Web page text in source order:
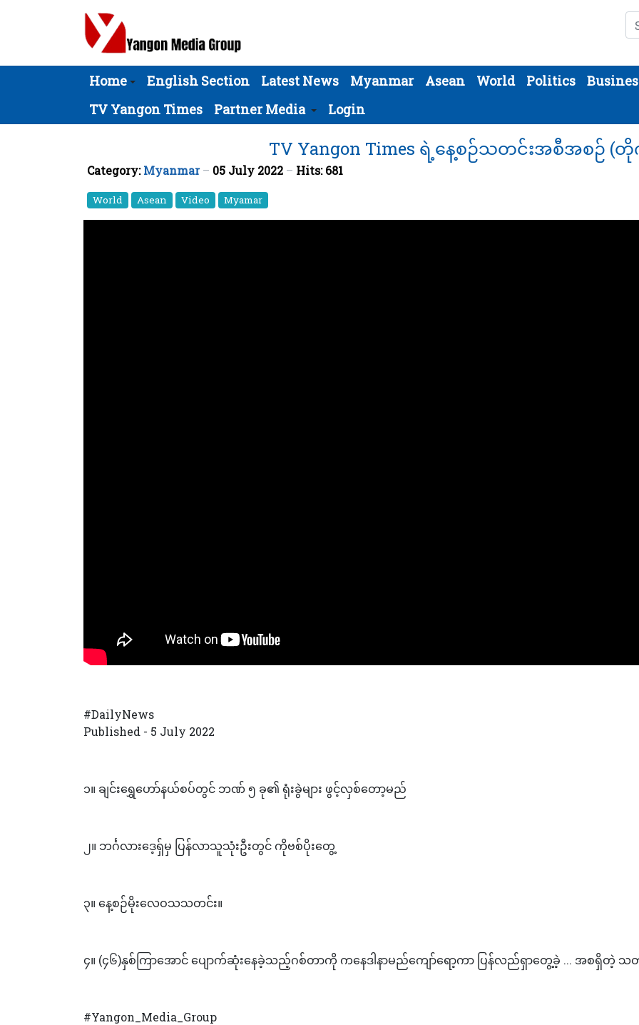
Home English Section Latest News Myanmar Asean World Politics
TV Yangon Times
Partner Media Login
TV Yangon Times ရဲ့နေ့စဉ်သတင်းအစီအစဉ် (
Category:Myanmar 05 July 2022 Hits: 681
World Asean Video Myamar
#DailyNews
Published - 5 July 2022
၁။ ချင်းရွှေဟော်နယ်စပ်တွင် ဘဏ် ၅ ခု၏ ရုံးခွဲများ ဖွင့်လှစ်တော့မည်
၂။ ဘင်္ဂလားဒေ့ရှ်မှ ပြန်လာသူသုံးဦးတွင် ကိုဗစ်ပိုးတွေ့
၃။ နေ့စဉ်မိုးလေဝသသတင်း။
၄။ (၄၆)နှစ်ကြာအောင် ပျောက်ဆုံးနေခဲ့သည့်ဂစ်တာကို ကနေဒါနာမည်ကျော်ရော့ကာ ပြန်လည်ရှာတွေ့ခဲ့ ... အစရှိတဲ့
#Yangon_Media_Group